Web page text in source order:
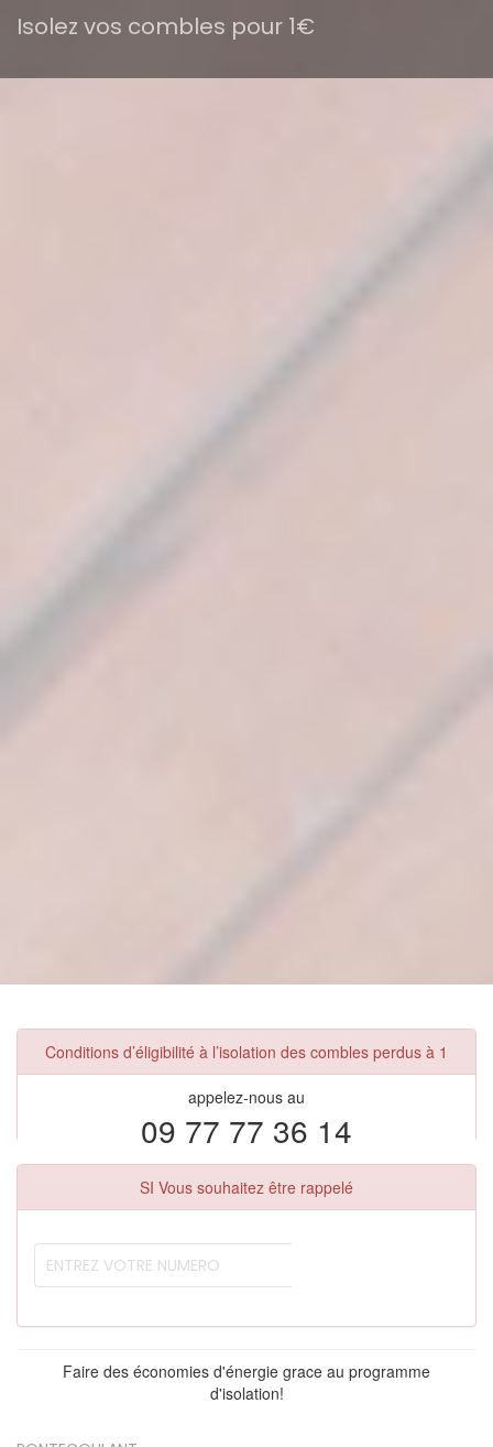
Isolez vos combles pour 1€
Conditions d’éligibilité à l’isolation des combles perdus à 1
appelez-nous au
09 77 77 36 14
SI Vous souhaitez être rappelé
Faire des économies d'énergie grace au programme
d'isolation!